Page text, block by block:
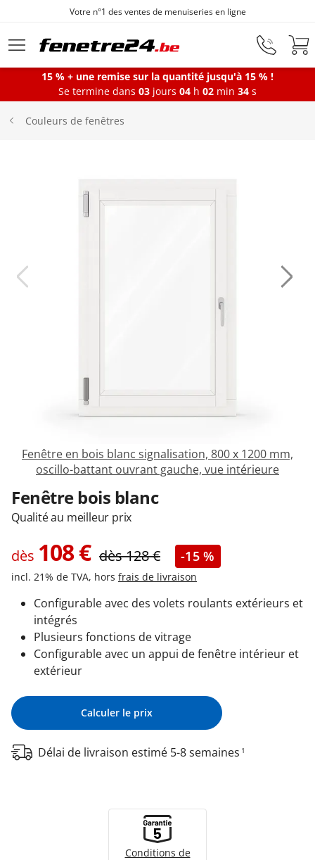
Aller au contenu principal
Votre n°1 des ventes de menuiseries en ligne
Fenêtres
Baies vitrées
Clôtures et portails
Conseils gratuits
15 % + une remise sur la quantité jusqu'à 15 % !
Se termine dans 03 jours 04 h 02 min 33 s
Couleurs de fenêtres
Fenêtre en bois blanc signalisation, 800 x 1200 mm,
oscillo-battant ouvrant gauche, vue intérieure
Fenêtre bois blanc
Qualité au meilleur prix
dès 108€ dès128€ -15 %
incl. 21% de TVA, hors frais de livraison
Configurable avec des volets roulants extérieurs et
intégrés
Plusieurs fonctions de vitrage
Configurable avec un appui de fenêtre intérieur et
extérieur
Calculer le prix
Délai de livraison estimé 5-8 semaines 1
Conditions de